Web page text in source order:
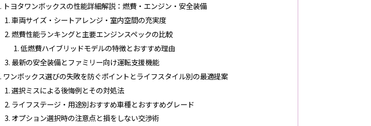
トヨタワンボックスの性能詳細解説：燃費・エンジン・安全装備
車両サイズ・シートアレンジ・室内空間の充実度
燃費性能ランキングと主要エンジンスペックの比較
低燃費ハイブリッドモデルの特徴とおすすめ理由
最新の安全装備とファミリー向け運転支援機能
ワンボックス選びの失敗を防ぐポイントとライフスタイル別の最適提案
選択ミスによる後悔例とその対処法
ライフステージ・用途別おすすめ車種とおすすめグレード
オプション選択時の注意点と損をしない交渉術